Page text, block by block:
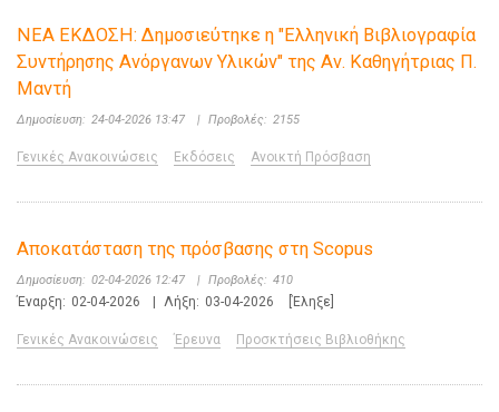
ΝΕΑ ΕΚΔΟΣΗ: Δημοσιεύτηκε η "Ελληνική Βιβλιογραφία
Συντήρησης Ανόργανων Υλικών" της Αν. Καθηγήτριας Π.
Μαντή
Δημοσίευση: 24-04-2026 13:47 | Προβολές: 2155
Γενικές Ανακοινώσεις Εκδόσεις Ανοικτή Πρόσβαση
Αποκατάσταση της πρόσβασης στη Scopus
Δημοσίευση: 02-04-2026 12:47 | Προβολές: 410
Έναρξη: 02-04-2026 Λήξη: 03-04-2026 [Έληξε]
Γενικές Ανακοινώσεις Έρευνα Προσκτήσεις Βιβλιοθήκης